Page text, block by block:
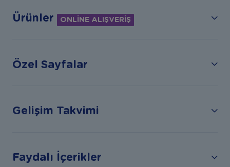
Ürünler ONLİNE ALIŞVERİŞ
Özel Sayfalar
Gelişim Takvimi
Faydalı İçerikler